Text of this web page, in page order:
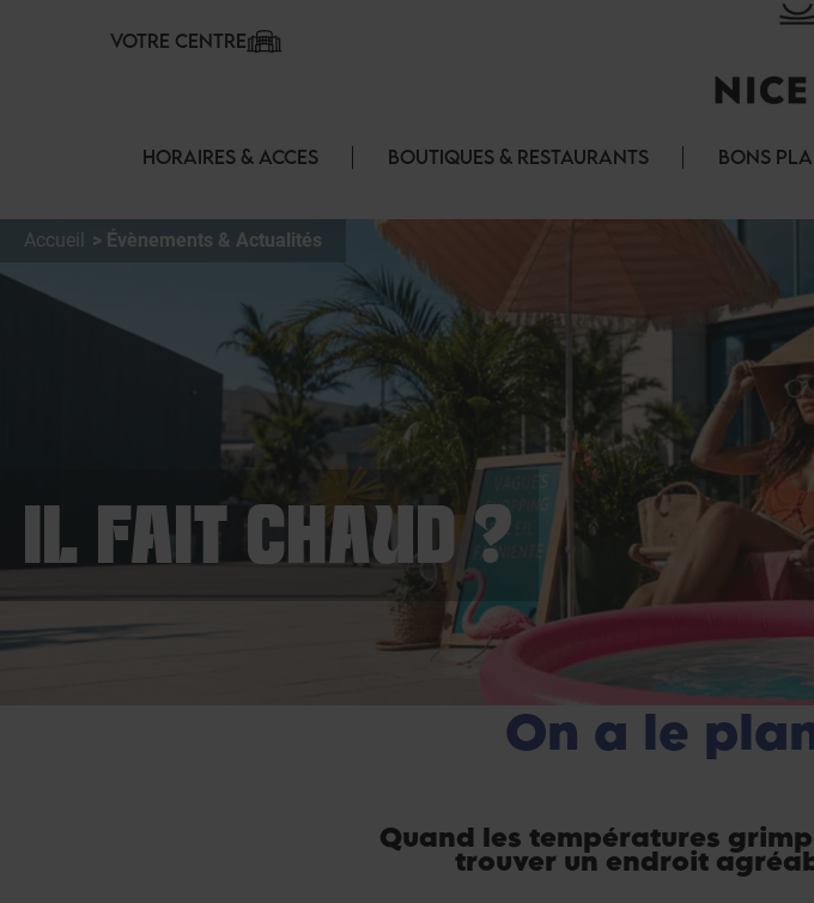
VOTRE CENTRE
HORAIRES & ACCES BOUTIQUES & RESTAURANTS BONS
Accueil Évènements & Actualités
IL FAIT CHAUD ?
On a le
Quand les températures
trouver un endroit